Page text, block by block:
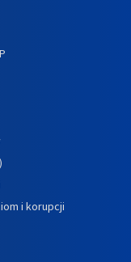
i korupcji